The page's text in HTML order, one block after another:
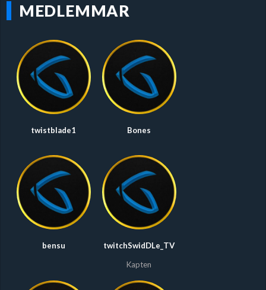
MEDLEMMAR
twistblade1 Bones
bensu
twitchSwidDLe_TV
Kapten